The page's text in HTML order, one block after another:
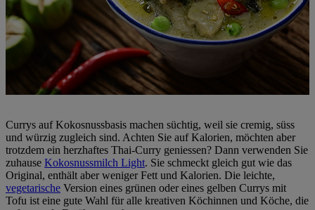
Currys auf Kokosnussbasis machen süchtig, weil sie cremig, süss
und würzig zugleich sind. Achten Sie auf Kalorien, möchten aber
trotzdem ein herzhaftes Thai-Curry geniessen? Dann verwenden Sie
zuhause Kokosnussmilch Light. Sie schmeckt gleich gut wie das
Original, enthält aber weniger Fett und Kalorien. Die leichte,
vegetarische Version eines grünen oder eines gelben Currys mit
Tofu ist eine gute Wahl für alle kreativen Köchinnen und Köche, die